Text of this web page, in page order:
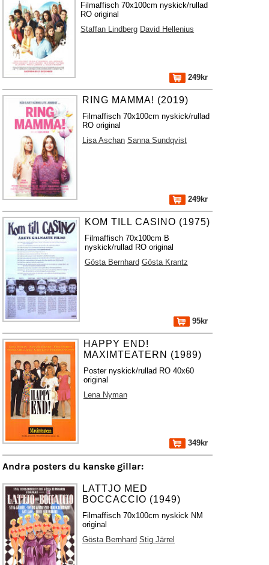
Filmaffisch 70x100cm nyskick/rullad
RO original
Staffan Lindberg David Hellenius
249kr
RING MAMMA! (2019)
Filmaffisch 70x100cm nyskick/rullad
RO original
Lisa Aschan Sanna Sundqvist
249kr
KOM TILL CASINO (1975)
Filmaffisch 70x100cm B
nyskick/rullad RO original
Gösta Bernhard Gösta Krantz
95kr
HAPPY END!
MAXIMTEATERN (1989)
Poster nyskick/rullad RO 40x60
original
Lena Nyman
349kr
Andra posters du kanske gillar:
LATTJO MED
BOCCACCIO (1949)
Filmaffisch 70x100cm nyskick NM
original
Gösta Bernhard Stig Järrel